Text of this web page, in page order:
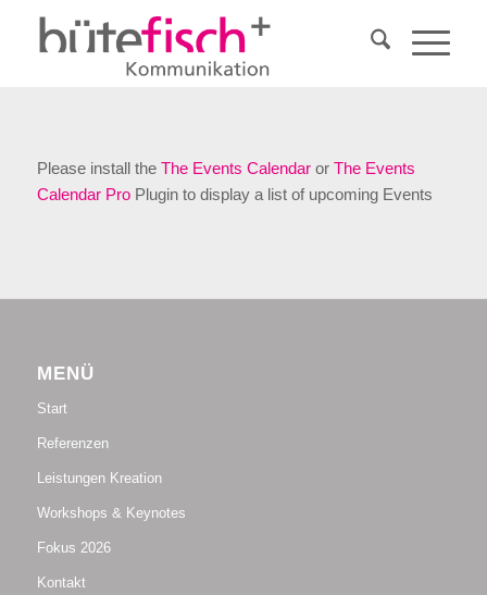
Please install the The Events Calendaror The Events
Calendar ProPlugin to display a list of upcoming Events
MENÜ
Start
Referenzen
Leistungen Kreation
Workshops & Keynotes
Fokus 2026
Kontakt